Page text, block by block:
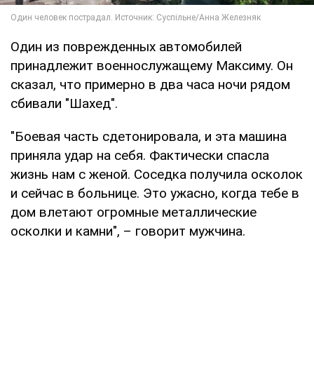
Один из поврежденных автомобилей
принадлежит военнослужащему Максиму. Он
сказал, что примерно в два часа ночи рядом
сбивали "Шахед".
"Боевая часть сдетонировала, и эта машина
приняла удар на себя. Фактически спасла
жизнь нам с женой. Соседка получила осколок
и сейчас в больнице. Это ужасно, когда тебе в
дом влетают огромные металлические
осколки и камни", – говорит мужчина.